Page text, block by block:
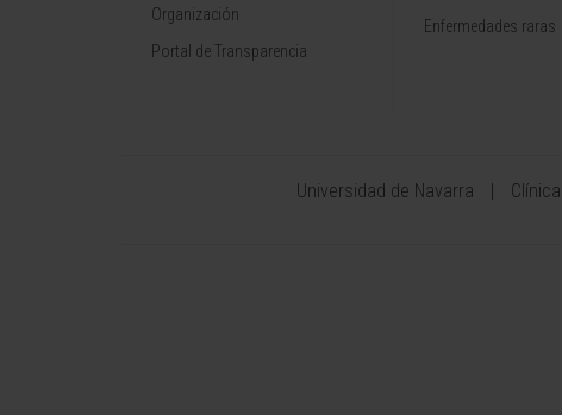
Organización
Portal de Transparencia
Enfermedades raras
Universidad de Navarra